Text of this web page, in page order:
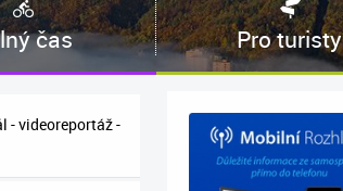
čas Pro turisty
- videoreportáž -